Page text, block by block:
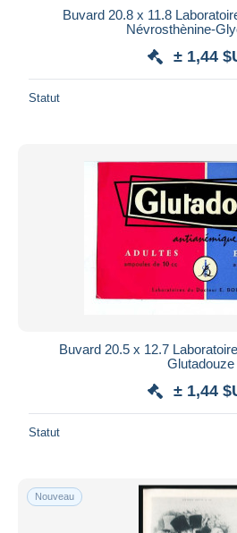
Buvard 20.8 x 11.8
Névrosthènine-
± 1,44
Statut
Buvard 20.5 x 12.7
Glutadouze
± 1,44
Statut
Nouveau